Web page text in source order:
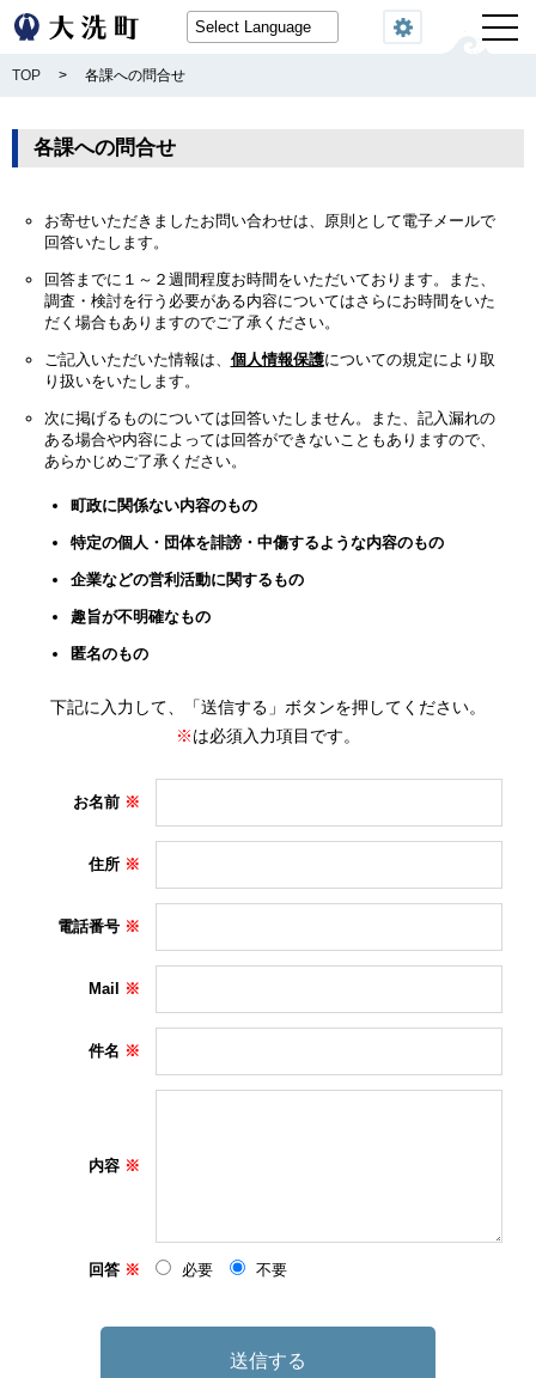
閲覧機能
TOP > 各課への問合せ
各課への問合せ
お寄せいただきましたお問い合わせは、原則として電子メールで
回答いたします。
回答までに１～２週間程度お時間をいただいております。また、
調査・検討を行う必要がある内容についてはさらにお時間をいた
だく場合もありますのでご了承ください。
ご記入いただいた情報は、 個人情報保護についての規定により取
り扱いをいたします。
次に掲げるものについては回答いたしません。また、記入漏れの
ある場合や内容によっては回答ができないこともありますので、
あらかじめご了承ください。
町政に関係ない内容のもの
特定の個人・団体を誹謗・中傷するような内容のもの
企業などの営利活動に関するもの
趣旨が不明確なもの
匿名のもの
下記に入力して、「送信する」ボタンを押してください。
※は必須入力項目です。
お名前
住所
電話番号
Mail
件名
内容
回答 必要 不要